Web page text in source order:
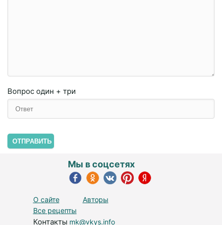
Вопрос один + три
ОТПРАВИТЬ
О сайте
Авторы
Все рецепты
Контакты mk@vkys.info
Мы в соцсетях